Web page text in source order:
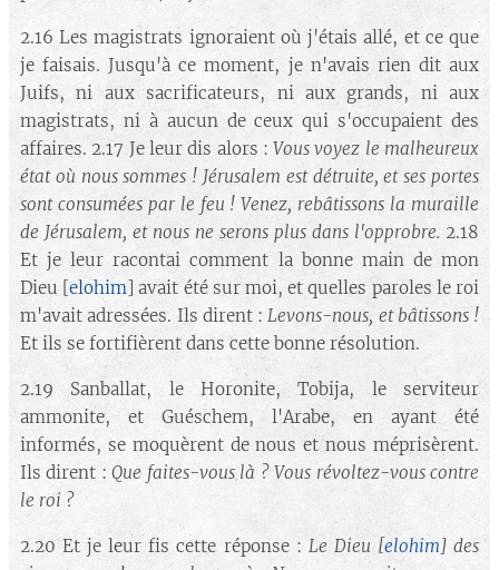
2.16 Les magistrats ignoraient où j'étais allé, et ce que
je faisais. Jusqu'à ce moment, je n'avais rien dit aux
Juifs, ni aux sacrificateurs, ni aux grands, ni aux
magistrats, ni à aucun de ceux qui s'occupaient des
affaires. 2.17 Je leur dis alors :Vous voyez le malheureux
état où nous sommes ! Jérusalem est détruite, et ses portes
sont consumées par le feu ! Venez, rebâtissons la muraille
de Jérusalem, et nous ne serons plus dans l'opprobre. 2.18
Et je leur racontai comment la bonne main de mon
Dieu [elohim] avait été sur moi, et quelles paroles le roi
m'avait adressées. Ils dirent :Levons-nous, et bâtissons !
Et ils se fortifièrent dans cette bonne résolution.
2.19 Sanballat, le Horonite, Tobija, le serviteur
ammonite, et Guéschem, l'Arabe, en ayant été
informés, se moquèrent de nous et nous méprisèrent.
Ils dirent :Que faites-vous là ? Vous révoltez-vous contre
le roi ?
2.20 Et je leur fis cette réponse : Le Dieu [elohim]des